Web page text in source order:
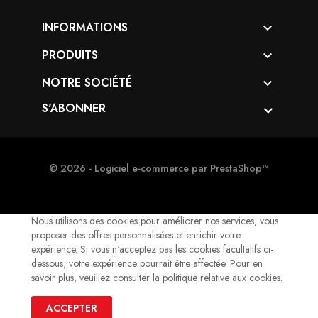
INFORMATIONS 
PRODUITS 
NOTRE SOCIÉTÉ 
S'ABONNER
© 2026 - Logiciel e-commerce par PrestaShop™
Nous utilisons des cookies pour améliorer nos services, vous
proposer des offres personnalisées et enrichir votre
expérience. Si vous n'acceptez pas les cookies facultatifs ci-
dessous, votre expérience pourrait être affectée. Pour en
savoir plus, veuillez consulter la politique relative aux cookies.
ACCEPTER